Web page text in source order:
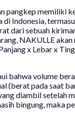
pangkep memiliki
di Indonesia,
dari sebuah
NAKULLE akan
x Lebar x
bahwa volume
(berat pada saat
diambil setelah
bingung, maka